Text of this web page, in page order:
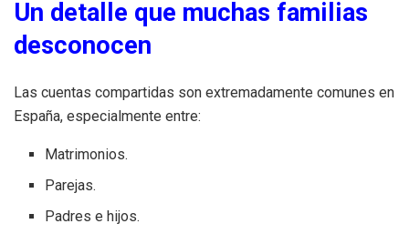
Un detalle que muchas familias
desconocen
Las cuentas compartidas son extremadamente comunes en
España, especialmente entre:
Matrimonios.
Parejas.
Padres e hijos.